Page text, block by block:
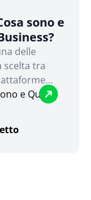
sono e
delle
scelta tra
su
specifiche
che si
esplorerà
e Meta,